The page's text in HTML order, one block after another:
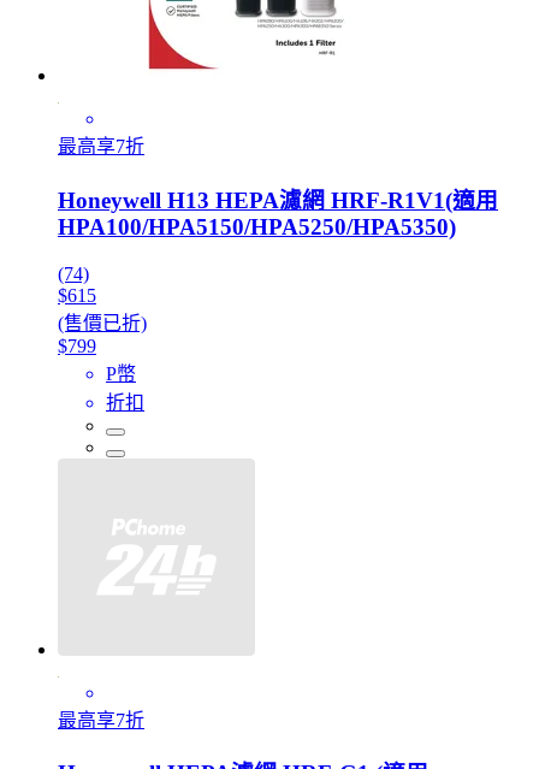
最高享7折
Honeywell H13 HEPA濾網 HRF-R1V1(適用
HPA100/HPA5150/HPA5250/HPA5350)
(74)
$615
(售價已折)
$799
P幣
折扣
最高享7折